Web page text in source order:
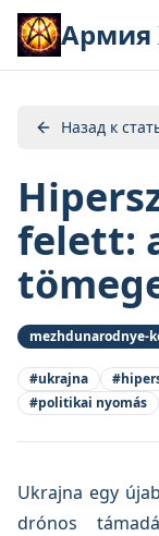
Назад к
felett:
mezhdunarodnye-
#ukrajna #
#politikai nyomás
Ukrajna egy
drónos